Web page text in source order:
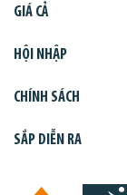
GIÁ CẢ
HỘI NHẬP
CHÍNH SÁCH
SẮP DIỄN RA